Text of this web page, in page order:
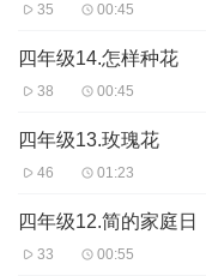
35 00:45
四年级14.怎样种花
38 00:45
四年级13.玫瑰花
46 01:23
四年级12.简的家庭日
33 00:55